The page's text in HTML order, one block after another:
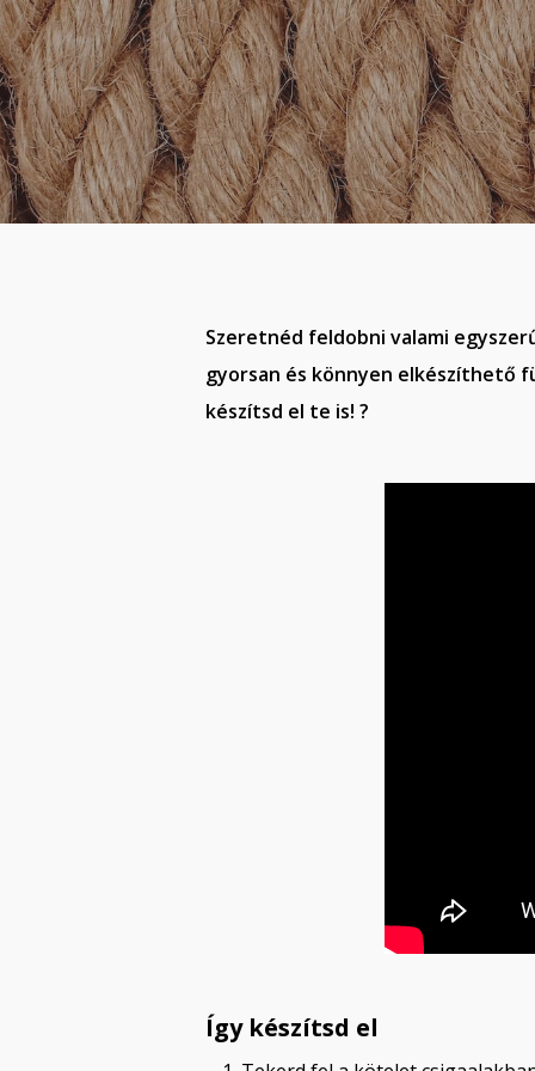
Szeretnéd feldobni valami
gyorsan és könnyen elkészíthető
készítsd el te is! ?
Így készítsd el